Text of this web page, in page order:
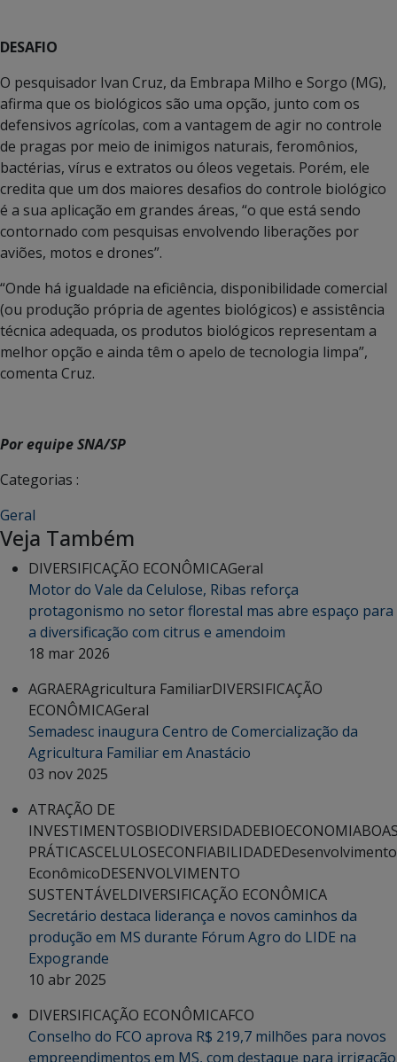
DESAFIO
O pesquisador Ivan Cruz, da Embrapa Milho e Sorgo (MG),
afirma que os biológicos são uma opção, junto com os
defensivos agrícolas, com a vantagem de agir no controle
de pragas por meio de inimigos naturais, feromônios,
bactérias, vírus e extratos ou óleos vegetais. Porém, ele
credita que um dos maiores desafios do controle biológico
é a sua aplicação em grandes áreas, “o que está sendo
contornado com pesquisas envolvendo liberações por
aviões, motos e drones”.
“Onde há igualdade na eficiência, disponibilidade comercial
(ou produção própria de agentes biológicos) e assistência
técnica adequada, os produtos biológicos representam a
melhor opção e ainda têm o apelo de tecnologia limpa”,
comenta Cruz.
Por equipe SNA/SP
Categorias :
Geral
Veja Também
DIVERSIFICAÇÃO ECONÔMICAGeral
Motor do Vale da Celulose, Ribas reforça
protagonismo no setor florestal mas abre espaço para
a diversificação com citrus e amendoim
18 mar 2026
AGRAERAgricultura FamiliarDIVERSIFICAÇÃO
ECONÔMICAGeral
Semadesc inaugura Centro de Comercialização da
Agricultura Familiar em Anastácio
03 nov 2025
ATRAÇÃO DE
INVESTIMENTOSBIODIVERSIDADEBIOECONOMIA
PRÁTICASCELULOSECONFIABILIDADEDesenvolvimento
EconômicoDESENVOLVIMENTO
SUSTENTÁVELDIVERSIFICAÇÃO ECONÔMICA
Secretário destaca liderança e novos caminhos da
produção em MS durante Fórum Agro do LIDE na
Expogrande
10 abr 2025
DIVERSIFICAÇÃO ECONÔMICAFCO
Conselho do FCO aprova R$ 219,7 milhões para novos
empreendimentos em MS, com destaque para irrigação